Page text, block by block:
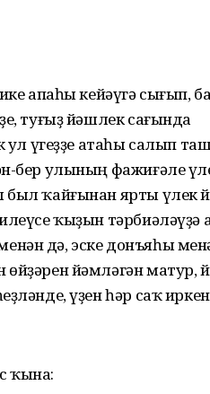
апаһы кейәүгә сығып,
туғыҙ йәшлек сағында
ул үгеҙҙе атаһы салып
бер улының фажиғәле
ҡайғынан ярты үлек
ҡыҙын тәрбиәләүҙә
дә, эске донъяһы
йәмләгән матур,
үҙен һәр саҡ иркен
ҡына: